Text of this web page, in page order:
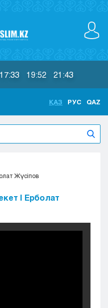
17:33 19:52 21:43
ҚАЗ РУС QAZ
Жүсіпов
| Ерболат